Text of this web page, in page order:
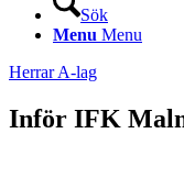
Sök
Menu Menu
Herrar A-lag
Inför IFK